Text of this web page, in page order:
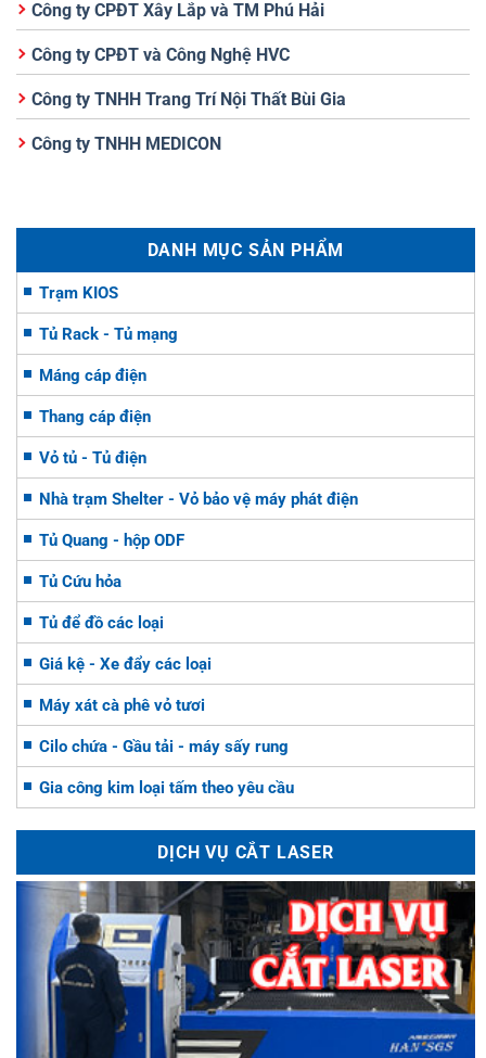
DANH MỤC SẢN PHẨM
Trạm KIOS
Tủ Rack - Tủ mạng
Máng cáp điện
Thang cáp điện
Vỏ tủ - Tủ điện
Nhà trạm Shelter - Vỏ bảo vệ máy phát điện
Tủ Quang - hộp ODF
Tủ Cứu hỏa
Tủ để đồ các loại
Giá kệ - Xe đẩy các loại
Máy xát cà phê vỏ tươi
Cilo chứa - Gầu tải - máy sấy rung
Gia công kim loại tấm theo yêu cầu
DỊCH VỤ CẮT LASER
Công ty CPĐT Xây Lắp và TM Phú Hải
Công ty CPĐT và Công Nghệ HVC
Công ty TNHH Trang Trí Nội Thất Bùi Gia
Công ty TNHH MEDICON